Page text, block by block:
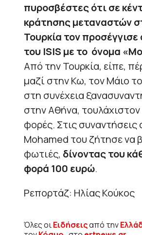
πυροσβέστες ότι σε
κράτησης μεταναστών
Τουρκία τον προσέγγισε
του ISIS με το όνομα
Από την Τουρκία, είπε,
μαζί στην Κω, τον Μάιο
στη συνέχεια
στην Αθήνα, τουλάχιστον
φορές. Στις συναντήσεις
Mohamed του ζήτησε να
φωτιές, δίνοντας του
φορά 100 ευρώ.
Ρεπορτάζ: Ηλίας Κούκος
Όλες οιΕιδήσειςαπό την